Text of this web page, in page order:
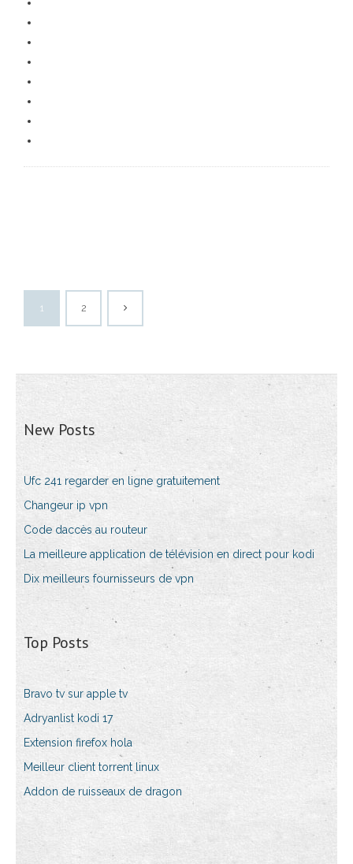
1 2
New Posts
Ufc 241 regarder en ligne gratuitement
Changeur ip vpn
Code daccès au routeur
La meilleure application de télévision en direct pour kodi
Dix meilleurs fournisseurs de vpn
Top Posts
Bravo tv sur apple tv
Adryanlist kodi 17
Extension firefox hola
Meilleur client torrent linux
Addon de ruisseaux de dragon